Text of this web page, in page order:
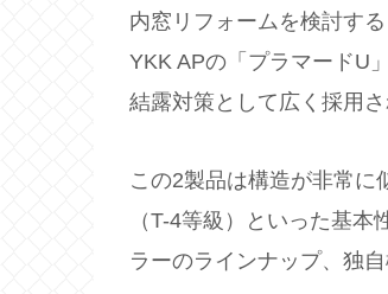
内窓リフォームを検討す
YKK APの「プラマードU
結露対策として広く採用さ
この2製品は構造が非常に
（T-4等級）といった基
ラーのラインナップ、独